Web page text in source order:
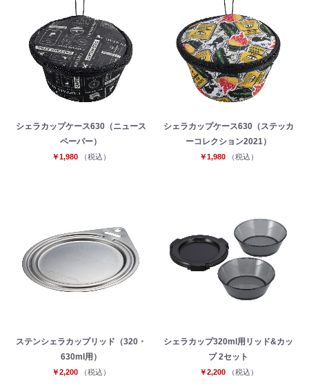
シェラカップケース630（ニュース
ペーパー）
￥1,980 （税込）
シェラカップケース630（ステッカ
ーコレクション2021）
￥1,980 （税込）
ステンシェラカップリッド（320・
630ml用）
￥2,200 （税込）
シェラカップ320ml用リッド&カッ
プ 2セット
￥2,200 （税込）
お買い物を続ける カートへ進む